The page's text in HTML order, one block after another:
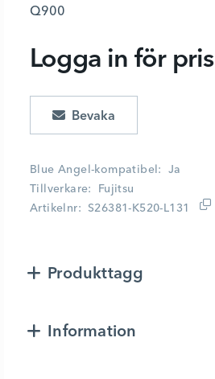
Q900
Blue Angel-kompatibel
Ja
Tillverkare
Fujitsu
Artikelnr
S26381-K520-L131
Logga in för pris
Produkttagg
Information